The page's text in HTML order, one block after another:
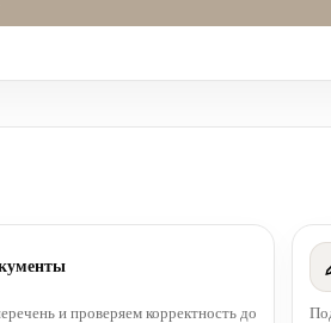
и проверяем корректность до